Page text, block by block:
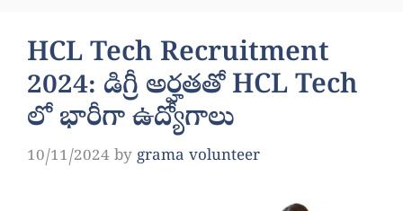
HCL Tech Recruitment
2024: డిగ్రీ అర్హతతో HCL Tech
లో భారీగా ఉద్యోగాలు
10/11/2024 by grama volunteer